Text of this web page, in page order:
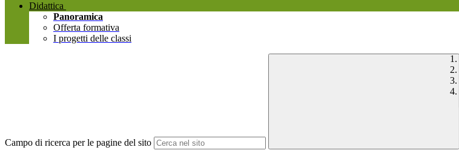
Didattica
Panoramica
Offerta formativa
I progetti delle classi
Campo di ricerca per le pagine del sito